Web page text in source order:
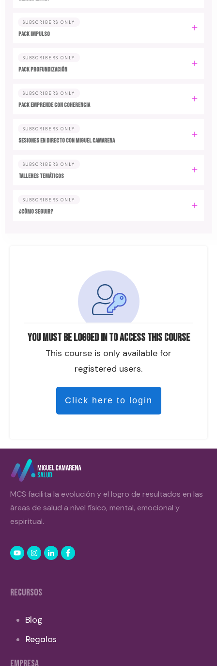
You must be logged in to access this course
This course is only available for
registered users.
Click here to login
SUBSCRIBERS ONLY
PACK IMPULSO
SUBSCRIBERS ONLY
PACK PROFUNDIZACIÓN
SUBSCRIBERS ONLY
PACK EMPRENDE CON COHERENCIA
SUBSCRIBERS ONLY
SESIONES EN DIRECTO CON MIGUEL CAMARENA
SUBSCRIBERS ONLY
TALLERES TEMÁTICOS
SUBSCRIBERS ONLY
¿CÓMO SEGUIR?
MCS facilita la evolución y el logro de resultados en las
áreas de salud a nivel físico, mental, emocional y
espiritual.
RECURSOS
Blog
Regalos